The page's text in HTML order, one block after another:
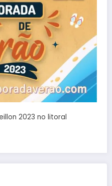
2023 no litoral